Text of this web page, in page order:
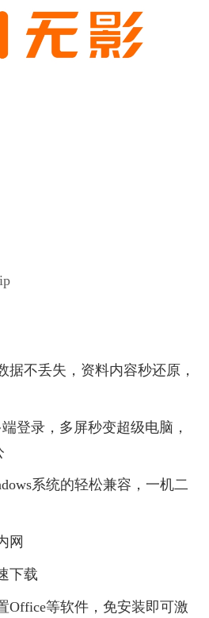
据不丢失，资料内容秒还原，
端登录，多屏秒变超级电脑，
系统的轻松兼容，一机二
网
下载
Office等软件，免安装即可激